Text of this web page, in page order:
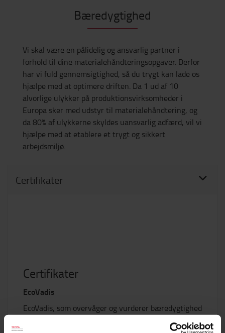
Bæredygtighed
Vi skal være en pålidelig og ansvarlig partner i
forhold til dine materialehåndteringsopgaver. Derfor
har vi fuld gennemsigtighed, så du trygt kan lade os
hjælpe med at optimere driften. Da 1 ud af 10
alvorlige ulykker på produktionsvirksomheder i
Europa sker med udstyr til materialehåndtering, og
da 80% af ulykkerne skyldes uansvarlig adfærd, vil vi
hjælpe med at etablere et trygt og sikkert
arbejdsmiljø.
Certifikater
Certifikater
EcoVadis
EcoVadis, som overvåger og vurderer bæredygtighed